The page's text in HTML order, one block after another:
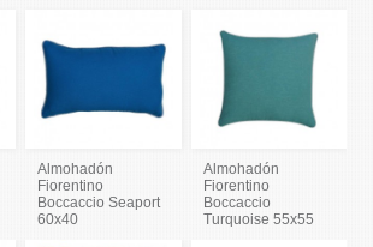
Almohadón
Fiorentino
Boccaccio Seaport
60x40
Almohadón
Fiorentino
Boccaccio
Turquoise 55x55